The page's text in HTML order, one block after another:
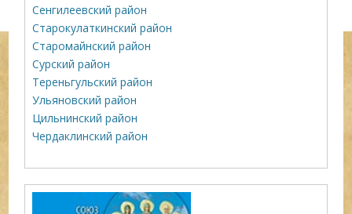
Сенгилеевский район
Старокулаткинский район
Старомайнский район
Сурский район
Тереньгульский район
Ульяновский район
Цильнинский район
Чердаклинский район